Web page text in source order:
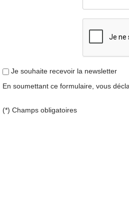
Je souhaite recevoir la newsletter
En soumettant ce formulaire, vous
(*) Champs obligatoires